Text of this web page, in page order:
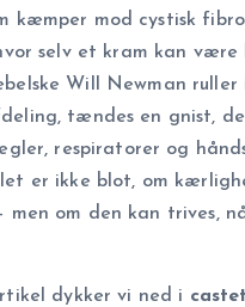
kæmper mod cystisk
selv et kram kan
Will Newman ruller
tændes en gnist,
respiratorer og
er ikke blot, om
men om den kan trives,
dykker vi ned i castet